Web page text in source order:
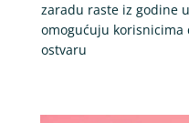
zaradu raste iz godine
omogućuju korisnicima
ostvaru